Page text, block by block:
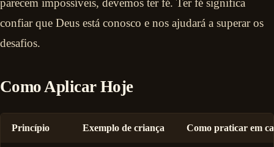
parecem impossíveis, devemos ter fé. Ter fé significa
confiar que Deus está conosco e nos ajudará a superar os
desafios.
Como Aplicar Hoje
Princípio Exemplo de criança Como praticar em